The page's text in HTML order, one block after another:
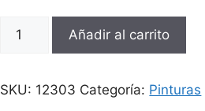
A.CAM.VERDE
OSCURO
Añadir al carrito
SKU: 12303 Categoría: Pinturas